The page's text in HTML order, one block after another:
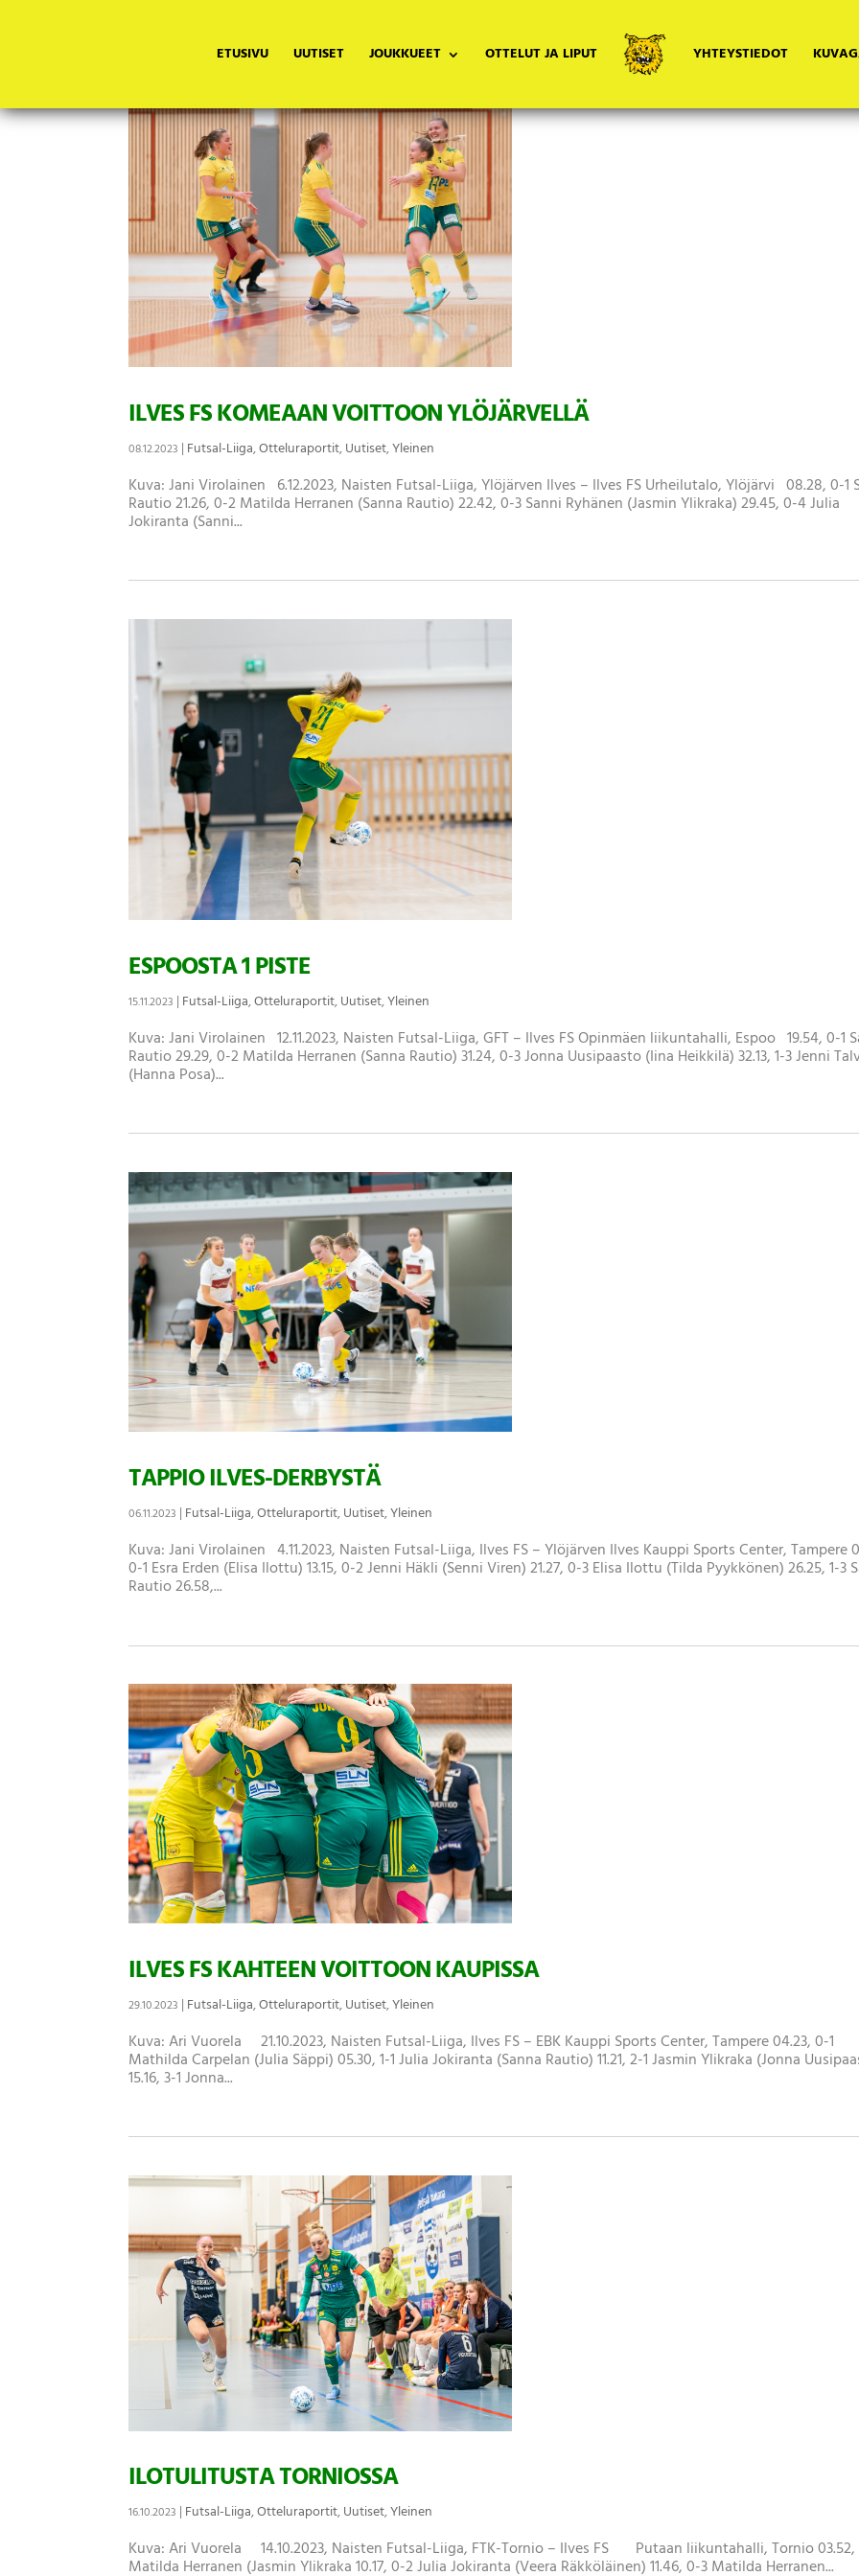
ETUSIVU UUTISET JOUKKUEET OTTELUT JA LIPUT YHTEYSTIEDOT
ILVES FS KOMEAAN VOITTOON YLÖJÄRVELLÄ
08.12.2023 | Futsal-Liiga,Otteluraportit,Uutiset,Yleinen
Kuva: Jani Virolainen 6.12.2023, Naisten Futsal-Liiga, Ylöjärven Ilves – Ilves FS Urheilutalo, Ylöjärvi 08.28, 0-1
Rautio 21.26, 0-2 Matilda Herranen (Sanna Rautio) 22.42, 0-3 Sanni Ryhänen (Jasmin Ylikraka) 29.45, 0-4 Julia
Jokiranta (Sanni...
ESPOOSTA 1 PISTE
15.11.2023 | Futsal-Liiga,Otteluraportit,Uutiset,Yleinen
Kuva: Jani Virolainen 12.11.2023, Naisten Futsal-Liiga, GFT – Ilves FS Opinmäen liikuntahalli, Espoo 19.54, 0-1
Rautio 29.29, 0-2 Matilda Herranen (Sanna Rautio) 31.24, 0-3 Jonna Uusipaasto (Iina Heikkilä) 32.13, 1-3 Jenni
(Hanna Posa)...
TAPPIO ILVES-DERBYSTÄ
06.11.2023 | Futsal-Liiga,Otteluraportit,Uutiset,Yleinen
Kuva: Jani Virolainen 4.11.2023, Naisten Futsal-Liiga, Ilves FS – Ylöjärven Ilves Kauppi Sports Center, Tampere
0-1 Esra Erden (Elisa Ilottu) 13.15, 0-2 Jenni Häkli (Senni Viren) 21.27, 0-3 Elisa Ilottu (Tilda Pyykkönen) 26.25, 1-3
Rautio 26.58,...
ILVES FS KAHTEEN VOITTOON KAUPISSA
29.10.2023 | Futsal-Liiga,Otteluraportit,Uutiset,Yleinen
Kuva: Ari Vuorela 21.10.2023, Naisten Futsal-Liiga, Ilves FS – EBK Kauppi Sports Center, Tampere 04.23, 0-1
Mathilda Carpelan (Julia Säppi) 05.30, 1-1 Julia Jokiranta (Sanna Rautio) 11.21, 2-1 Jasmin Ylikraka (Jonna
15.16, 3-1 Jonna...
ILOTULITUSTA TORNIOSSA
16.10.2023 | Futsal-Liiga,Otteluraportit,Uutiset,Yleinen
Kuva: Ari Vuorela 14.10.2023, Naisten Futsal-Liiga, FTK-Tornio – Ilves FS Putaan liikuntahalli, Tornio 03.52,
Matilda Herranen (Jasmin Ylikraka 10.17, 0-2 Julia Jokiranta (Veera Räkköläinen) 11.46, 0-3 Matilda Herranen...